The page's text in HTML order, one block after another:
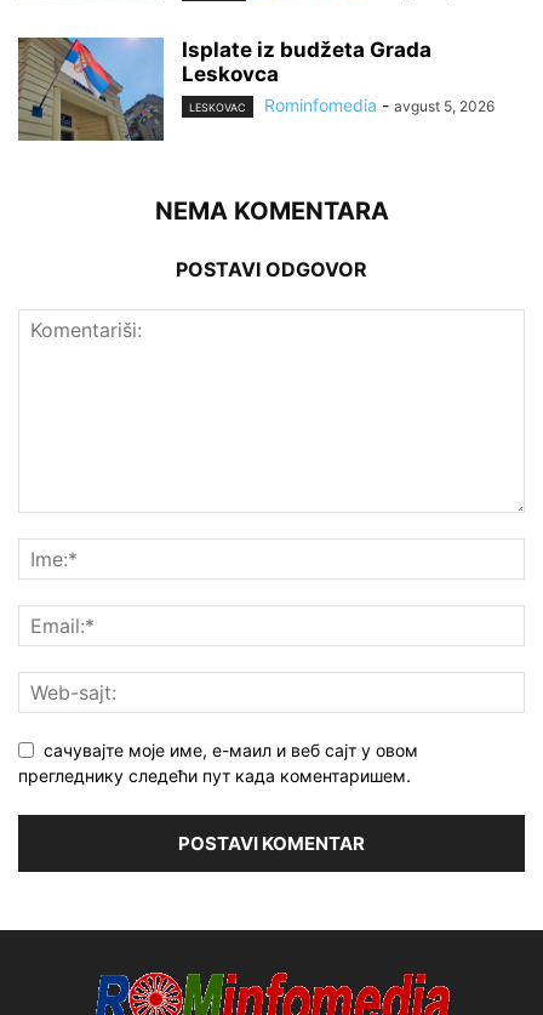
Isplate iz budžeta Grada
Leskovca
LESKOVAC Rominfomedia - avgust 5, 2026
NEMA KOMENTARA
POSTAVI ODGOVOR
сачувајте моје име, е-маил и веб сајт у овом
прегледнику следећи пут када коментаришем.